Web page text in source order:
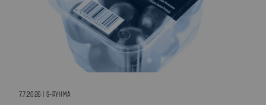
7.7.2026 | S-RYHMÄ